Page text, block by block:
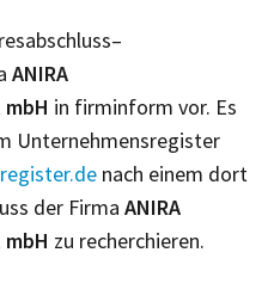
ANIRA
in firminform vor. Es
Unternehmensregister
nach einem dort
der Firma ANIRA
zu recherchieren.